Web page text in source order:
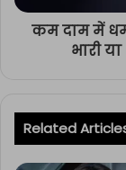
कम दाम में
भारी
Related